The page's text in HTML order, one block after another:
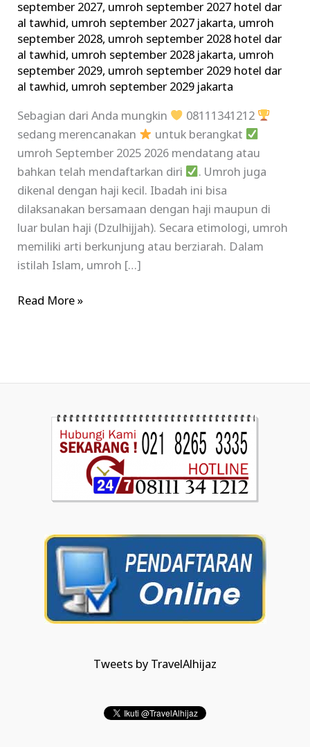
september 2027, umroh september 2027 hotel dar
al tawhid, umroh september 2027 jakarta, umroh
september 2028, umroh september 2028 hotel dar
al tawhid, umroh september 2028 jakarta, umroh
september 2029, umroh september 2029 hotel dar
al tawhid, umroh september 2029 jakarta
Sebagian dari Anda mungkin
08111341212
sedang merencanakan
untuk berangkat
umroh September 2025 2026 mendatang atau
bahkan telah mendaftarkan diri
. Umroh juga
dikenal dengan haji kecil. Ibadah ini bisa
dilaksanakan bersamaan dengan haji maupun di
luar bulan haji (Dzulhijjah). Secara etimologi, umroh
memiliki arti berkunjung atau berziarah. Dalam
istilah Islam, umroh […]
Read More »
Tweets by TravelAlhijaz